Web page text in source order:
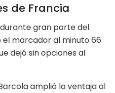
de Francia
gran parte del
marcador al minuto 66
dejó sin opciones al
amplió la ventaja al